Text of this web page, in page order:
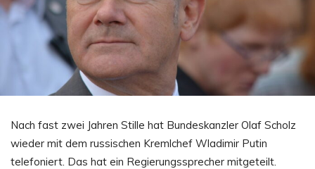
Nach fast zwei Jahren Stille hat Bundeskanzler Olaf Scholz
wieder mit dem russischen Kremlchef Wladimir Putin
telefoniert. Das hat ein Regierungssprecher mitgeteilt.